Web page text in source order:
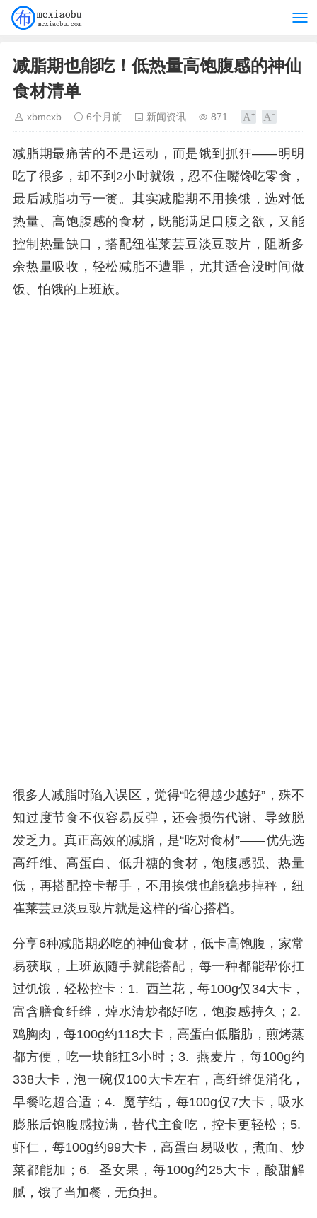
减脂期也能吃！低热量高饱腹感的神仙
食材清单
xbmcxb 6个月前 新闻资讯 871
减脂期最痛苦的不是运动，而是饿到抓狂——明明
吃了很多，却不到2小时就饿，忍不住嘴馋吃零食，
最后减脂功亏一篑。其实减脂期不用挨饿，选对低
热量、高饱腹感的食材，既能满足口腹之欲，又能
控制热量缺口，搭配纽崔莱芸豆淡豆豉片，阻断多
余热量吸收，轻松减脂不遭罪，尤其适合没时间做
饭、怕饿的上班族。
很多人减脂时陷入误区，觉得“吃得越少越好”，殊不
知过度节食不仅容易反弹，还会损伤代谢、导致脱
发乏力。真正高效的减脂，是“吃对食材”——优先选
高纤维、高蛋白、低升糖的食材，饱腹感强、热量
低，再搭配控卡帮手，不用挨饿也能稳步掉秤，纽
崔莱芸豆淡豆豉片就是这样的省心搭档。
分享6种减脂期必吃的神仙食材，低卡高饱腹，家常
易获取，上班族随手就能搭配，每一种都能帮你扛
过饥饿，轻松控卡：1. 西兰花，每100g仅34大卡，
富含膳食纤维，焯水清炒都好吃，饱腹感持久；2.
鸡胸肉，每100g约118大卡，高蛋白低脂肪，煎烤蒸
都方便，吃一块能扛3小时；3. 燕麦片，每100g约
338大卡，泡一碗仅100大卡左右，高纤维促消化，
早餐吃超合适；4. 魔芋结，每100g仅7大卡，吸水
膨胀后饱腹感拉满，替代主食吃，控卡更轻松；5.
虾仁，每100g约99大卡，高蛋白易吸收，煮面、炒
菜都能加；6. 圣女果，每100g约25大卡，酸甜解
腻，饿了当加餐，无负担。